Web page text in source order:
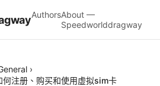
AuthorsAbout —
Speedworlddragway
›
注册、购买和使用虚拟sim卡